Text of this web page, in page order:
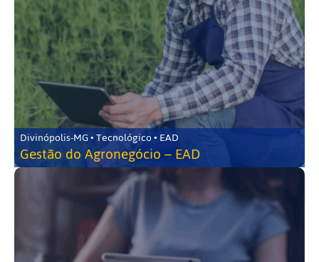
Divinópolis-MG • Tecnológico • EAD
Gestão do Agronegócio – EAD